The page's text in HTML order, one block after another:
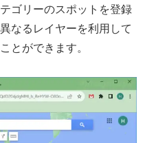
ゴリーのスポットを登録
なるレイヤーを利用して
とができます。